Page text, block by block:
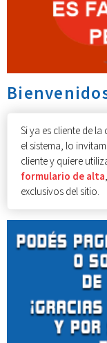
Si ya es cliente de
el sistema, lo
cliente y quiere
formulario de alta
exclusivos del sitio.